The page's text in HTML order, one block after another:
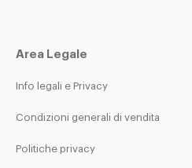
Area Legale
Info legali e Privacy
Condizioni generali di vendita
Politiche privacy